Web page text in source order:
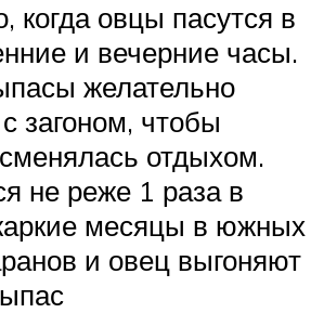
когда овцы пасутся в
и вечерние часы.
желательно
загоном, чтобы
отдыхом.
не реже 1 раза в
месяцы в южных
и овец выгоняют